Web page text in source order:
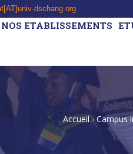
dschang.org
NOS ETABLISSEMENTS
Accueil›Campus